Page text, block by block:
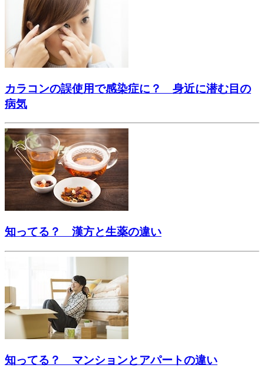
カラコンの誤使用で感染症に？ 身近に潜む目の
病気
知ってる？ 漢方と生薬の違い
知ってる？ マンションとアパートの違い